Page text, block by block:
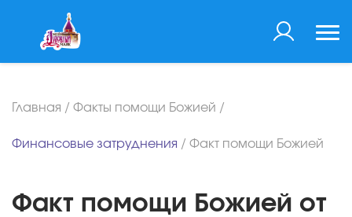
Главная / Факты помощи Божией /
Финансовые затруднения / Факт помощи Божией
Факт помощи Божией от